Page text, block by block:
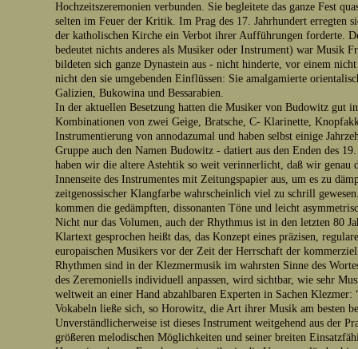
Hochzeitszeremonien verbunden. Sie begleitete das ganze Fest
selten im Feuer der Kritik. Im Prag des 17. Jahrhundert erregten
der katholischen Kirche ein Verbot ihrer Aufführungen forderte.
bedeutet nichts anderes als Musiker oder Instrument) war Musik
bildeten sich ganze Dynastein aus - nicht hinderte, vor einem
nicht den sie umgebenden Einflüssen: Sie amalgamierte
Galizien, Bukowina und Bessarabien.
In der aktuellen Besetzung hatten die Musiker von Budowitz gut
Kombinationen von zwei Geige, Bratsche, C- Klarinette,
Instrumentierung von annodazumal und haben selbst einige
Gruppe auch den Namen Budowitz - datiert aus den Enden des
haben wir die altere Astehtik so weit verinnerlicht, daß wir genau
Innenseite des Instrumentes mit Zeitungspapier aus, um es zu
zeitgenossischer Klangfarbe wahrscheinlich viel zu schrill
kommen die gedämpften, dissonanten Töne und leicht
Nicht nur das Volumen, auch der Rhythmus ist in den letzten 80
Klartext gesprochen heißt das, das Konzept eines präzisen,
europaischen Musikers vor der Zeit der Herrschaft der
Rhythmen sind in der Klezmermusik im wahrsten Sinne des
des Zeremoniells individuell anpassen, wird sichtbar, wie sehr
weltweit an einer Hand abzahlbaren Experten in Sachen
Vokabeln ließe sich, so Horowitz, die Art ihrer Musik am besten
Unverständlicherweise ist dieses Instrument weitgehend aus der
größeren melodischen Möglichkeiten und seiner breiten